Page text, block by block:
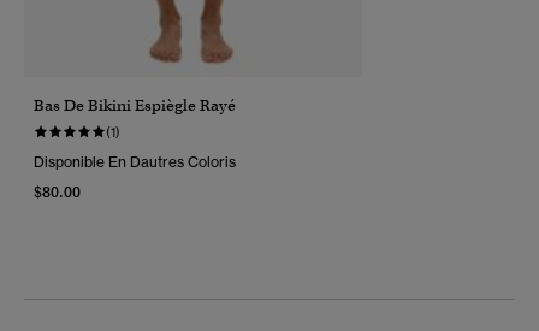
Bas De Bikini Espiègle Rayé
(1)
Disponible En Dautres Coloris
$80.00